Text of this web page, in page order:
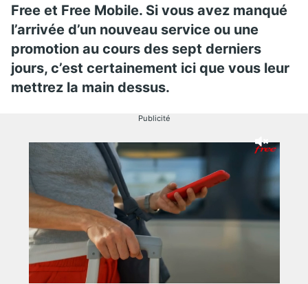
Free et Free Mobile. Si vous avez manqué
l’arrivée d’un nouveau service ou une
promotion au cours des sept derniers
jours, c’est certainement ici que vous leur
mettrez la main dessus.
Publicité